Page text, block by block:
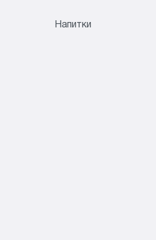
Напитки